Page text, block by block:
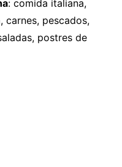
: comida italiana,
carnes, pescados,
postres de